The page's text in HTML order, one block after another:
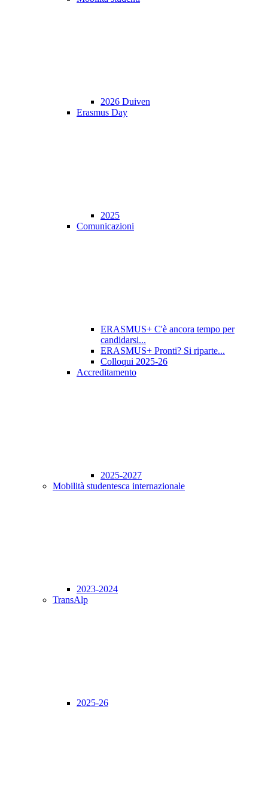
2026 Duiven
Erasmus Day
2025
Comunicazioni
ERASMUS+ C'è ancora tempo per
candidarsi...
ERASMUS+ Pronti? Si riparte...
Colloqui 2025-26
Accreditamento
2025-2027
Mobilità studentesca internazionale
2023-2024
TransAlp
2025-26